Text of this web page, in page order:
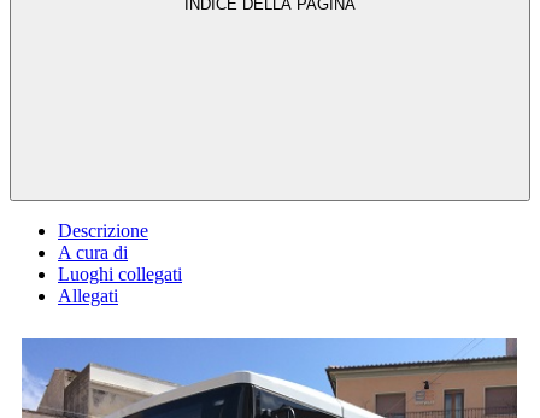
Descrizione
A cura di
Luoghi collegati
Allegati